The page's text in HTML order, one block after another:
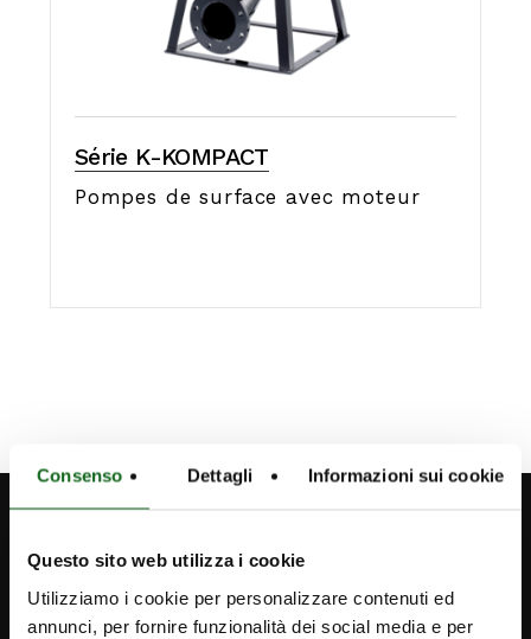
Consenso Dettagli Informazioni sui cookie
Questo sito web utilizza i cookie
Utilizziamo i cookie per personalizzare contenuti ed
annunci, per fornire funzionalità dei social media e per
Série K-KOMPACT
Pompes de surface avec moteur